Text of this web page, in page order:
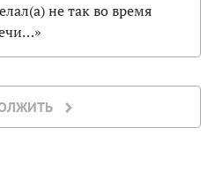
не так во время